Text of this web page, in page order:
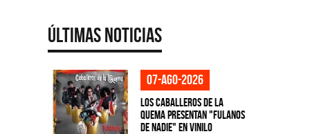
Últimas Noticias
07-ago-2026
Los Caballeros de la
Quema presentan "Fulanos
de Nadie" en vinilo